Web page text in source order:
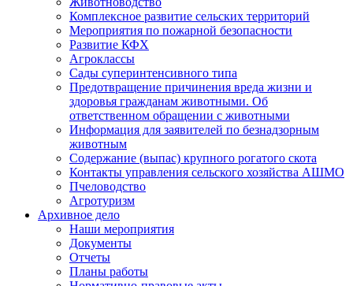
Комплексное развитие сельских территорий
Мероприятия по пожарной безопасности
Развитие КФХ
Агроклассы
Сады суперинтенсивного типа
Предотвращение причинения вреда жизни и
здоровья гражданам животными. Об
ответственном обращении с животными
Информация для заявителей по безнадзорным
животным
Содержание (выпас) крупного рогатого скота
Контакты управления сельского хозяйства АШМО
Пчеловодство
Агротуризм
Архивное дело
Наши мероприятия
Документы
Отчеты
Планы работы